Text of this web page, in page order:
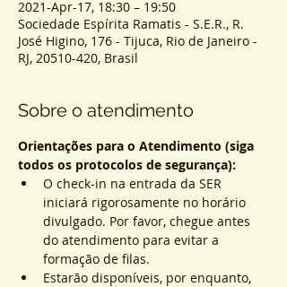
2021-Apr-17, 18:30 – 19:50
Sociedade Espírita Ramatis - S.E.R., R.
José Higino, 176 - Tijuca, Rio de Janeiro -
RJ, 20510-420, Brasil
Sobre o atendimento
Orientações para o Atendimento (siga
todos os protocolos de segurança):
O check-in na entrada da SER
iniciará rigorosamente no horário
divulgado. Por favor, chegue antes
do atendimento para evitar a
formação de filas.
Estarão disponíveis, por enquanto,